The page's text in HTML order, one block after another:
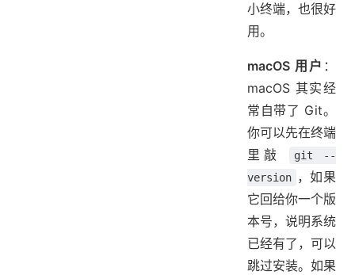
小终端，也很好
用。
macOS 用户 ：
macOS 其实经
常自带了 Git。
你可以先在终端
里敲
git --
version ，如果
它回给你一个版
本号，说明系统
已经有了，可以
跳过安装。如果